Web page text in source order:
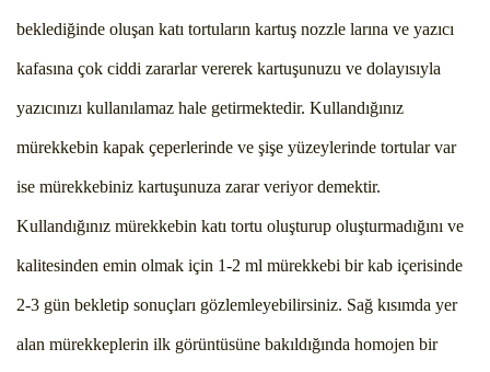
beklediğinde oluşan katı tortuların kartuş nozzle larına ve yazıcı
kafasına çok ciddi zararlar vererek kartuşunuzu ve dolayısıyla
yazıcınızı kullanılamaz hale getirmektedir. Kullandığınız
mürekkebin kapak çeperlerinde ve şişe yüzeylerinde tortular var
ise mürekkebiniz kartuşunuza zarar veriyor demektir.
Kullandığınız mürekkebin katı tortu oluşturup oluşturmadığını ve
kalitesinden emin olmak için 1-2 ml mürekkebi bir kab içerisinde
2-3 gün bekletip sonuçları gözlemleyebilirsiniz. Sağ kısımda yer
alan mürekkeplerin ilk görüntüsüne bakıldığında homojen bir